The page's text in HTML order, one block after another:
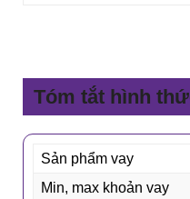
Tóm tắt hình
Sản phẩm vay
Min, max khoản vay